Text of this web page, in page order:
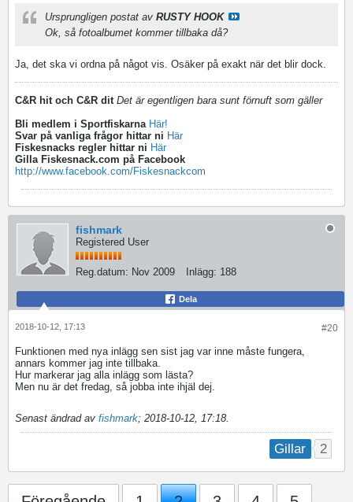
Ursprungligen postat av RUSTY HOOK
Ok, så fotoalbumet kommer tillbaka då?
Ja, det ska vi ordna på något vis. Osäker på exakt när det blir dock.
C&R hit och C&R dit Det är egentligen bara sunt förnuft som gäller
Bli medlem i Sportfiskarna Här!
Svar på vanliga frågor hittar ni Här
Fiskesnacks regler hittar ni Här
Gilla Fiskesnack.com på Facebook
http://www.facebook.com/Fiskesnackcom
fishmark
Registered User
Reg.datum: Nov 2009 Inlägg: 188
Dela
#20
2018-10-12, 17:13
Funktionen med nya inlägg sen sist jag var inne måste fungera,
annars kommer jag inte tillbaka.
Hur markerar jag alla inlägg som lästa?
Men nu är det fredag, så jobba inte ihjäl dej.
Senast ändrad av fishmark; 2018-10-12, 17:18
Gillar 2